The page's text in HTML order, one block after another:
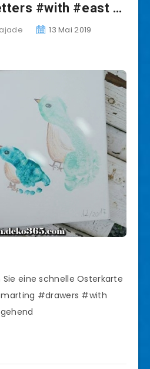
#with #east …
13 Mai 2019
eine schnelle Osterkarte
#drawers #with